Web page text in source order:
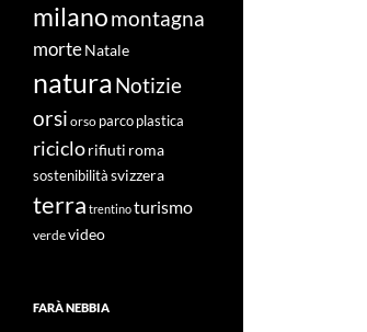
milanomontagna
morteNatale
naturaNotizie
orsi orso parco plastica
riciclorifiuti roma
sostenibilità svizzera
terra trentinoturismo
verdevideo
FARÀ NEBBIA